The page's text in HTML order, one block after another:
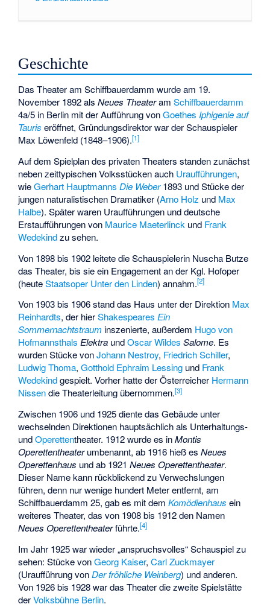
Geschichte
Das Theater am Schiffbauerdamm wurde am 19.
November 1892 alsNeues TheateramSchiffbauerdamm
4a/5 in Berlin mit der Aufführung vonGoethes Iphigenie auf
Tauris eröffnet, Gründungsdirektor war der Schauspieler
Max Löwenfeld (1848–1906).[1]
Auf dem Spielplan des privaten Theaters standen zunächst
neben zeittypischen Volksstücken auch Uraufführungen,
wieGerhart Hauptmanns Die Weber1893 und Stücke der
jungen naturalistischen Dramatiker (Arno Holz und Max
Halbe). Später waren Uraufführungen und deutsche
Erstaufführungen von Maurice Maeterlinck und Frank
Wedekindzu sehen.
Von 1898 bis 1902 leitete die Schauspielerin Nuscha Butze
das Theater, bis sie ein Engagement an der Kgl. Hofoper
(heuteStaatsoper Unter den Linden) annahm.[2]
Von 1903 bis 1906 stand das Haus unter der Direktion Max
Reinhardts, der hierShakespeares Ein
Sommernachtstraum inszenierte, außerdem Hugo von
Hofmannsthals Elektra undOscar Wildes Salome. Es
wurden Stücke vonJohann Nestroy, Friedrich Schiller,
Ludwig Thoma,Gotthold Ephraim Lessing und Frank
Wedekindgespielt. Vorher hatte der Österreicher Hermann
Nissendie Theaterleitung übernommen.[3]
Zwischen 1906 und 1925 diente das Gebäude unter
wechselnden Direktionen hauptsächlich als Unterhaltungs-
undOperetten­theater. 1912 wurde es inMontis
Operettentheaterumbenannt, ab 1916 hieß esNeues
Operettenhaus und ab 1921Neues Operettentheater.
Dieser Name kann rückblickend zu Verwechslungen
führen, denn nur wenige hundert Meter entfernt, am
Schiffbauerdamm 25, gab es mit demKomödienhaus ein
weiteres Theater, das von 1908 bis 1912 den Namen
Neues Operettentheaterführte.[4]
Im Jahr 1925 war wieder „anspruchsvolles“ Schauspiel zu
sehen: Stücke vonGeorg Kaiser,Carl Zuckmayer
(Uraufführung vonDer fröhliche Weinberg) und anderen.
Von 1926 bis 1928 war das Theater die zweite Spielstätte
derVolksbühne Berlin.